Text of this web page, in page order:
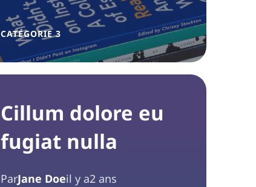
CATÉGORIE 3
Cillum dolore eu
fugiat nulla
ParJane Doeil y a2 ans